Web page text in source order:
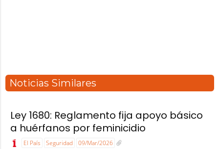
Noticias Similares
Ley 1680: Reglamento fija apoyo básico
a huérfanos por feminicidio
El País Seguridad 09/Mar/2026